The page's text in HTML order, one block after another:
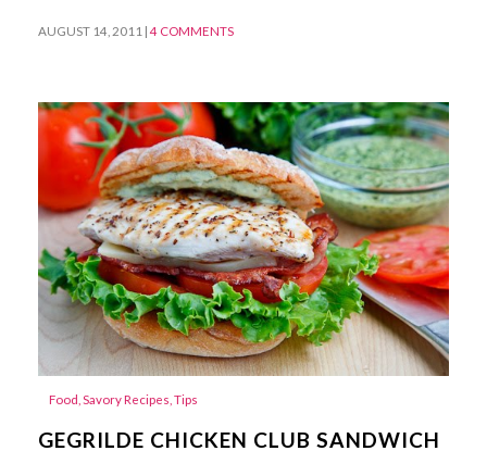
AUGUST 14, 2011 |4 COMMENTS
Food Savory Recipes Tips
GEGRILDE CHICKEN CLUB SANDWICH